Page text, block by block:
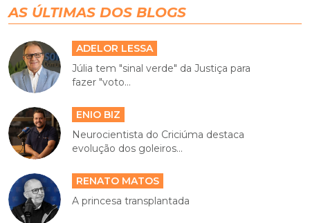
AS ÚLTIMAS DOS BLOGS
ADELOR LESSA
Júlia tem "sinal verde" da Justiça para
fazer "voto...
ENIO BIZ
Neurocientista do Criciúma destaca
evolução dos goleiros...
RENATO MATOS
A princesa transplantada